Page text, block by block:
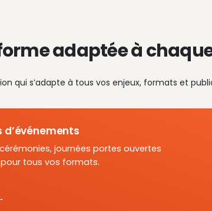
adaptée à
qui s’adapte à tous vos enjeux, formats et
journées portes ouvertes
tous vos formats.